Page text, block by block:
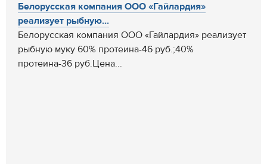
Белорусская компания ООО «Гайлардия»
реализует рыбную...
Белорусская компания ООО «Гайлардия» реализует
рыбную муку 60% протеина-46 руб.;40%
протеина-36 руб.Цена...